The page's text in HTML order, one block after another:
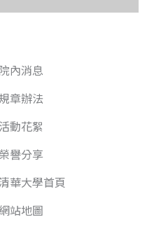
院內消息
章辦法
活動花絮
譽分享
華大學首頁
站地圖